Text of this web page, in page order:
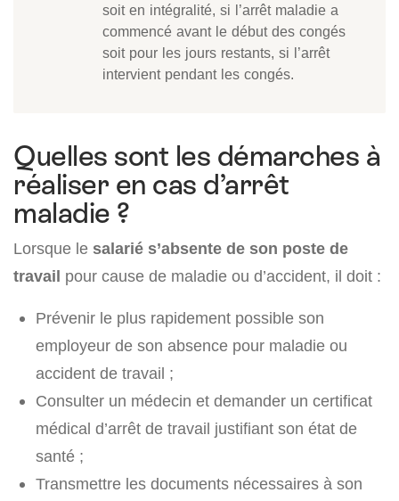
soit en intégralité, si l’arrêt maladie a
commencé avant le début des congés
soit pour les jours restants, si l’arrêt
intervient pendant les congés.
Quelles sont les démarches à
réaliser en cas d’arrêt
maladie ?
Lorsque le salarié s’absente de son poste de
travail pour cause de maladie ou d’accident, il doit :
Prévenir le plus rapidement possible son
employeur de son absence pour maladie ou
accident de travail ;
Consulter un médecin et demander un certificat
médical d’arrêt de travail justifiant son état de
santé ;
Transmettre les documents nécessaires à son